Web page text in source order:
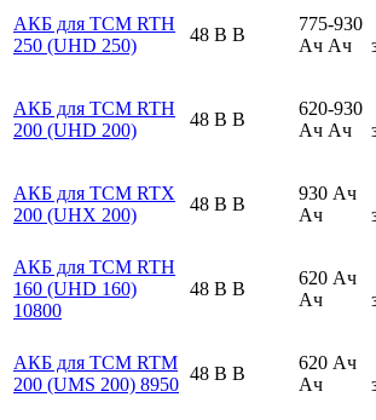
АКБ для TCM RTH
250 (UHD 250)
48 В В
775-930
Ач Ач
АКБ для TCM RTH
200 (UHD 200)
48 В В
620-930
Ач Ач
АКБ для TCM RTX
200 (UHX 200)
48 В В
930 Ач
Ач
АКБ для TCM RTH
160 (UHD 160)
10800
48 В В
620 Ач
Ач
АКБ для TCM RTM
200 (UMS 200) 8950
48 В В
620 Ач
Ач